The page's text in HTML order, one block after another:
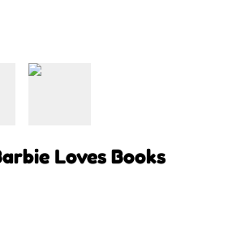
Loves Books